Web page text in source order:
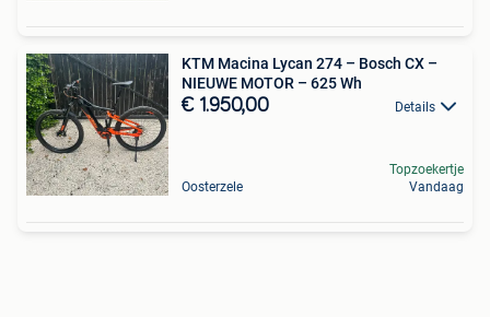
KTM Macina Lycan 274 – Bosch CX –
NIEUWE MOTOR – 625 Wh
€ 1.950,00 Details
Oosterzele
Topzoekertje
Vandaag